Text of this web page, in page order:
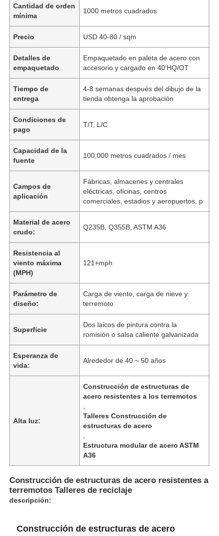
Cantidad de orden
mínima
1000 metros cuadrados
Precio USD 40-80 / sqm
Detalles de
empaquetado
Empaquetado en paleta de acero con
accesorio y cargado en 40'HQ/OT
Tiempo de
entrega
4-8 semanas después del dibujo de la
tienda obtenga la aprobación
Condiciones de
pago
T/T, L/C
Capacidad de la
fuente
100,000 metros cuadrados / mes
Campos de
aplicación
Fábricas, almacenes y centrales
eléctricas, oficinas, centros
comerciales, estadios y aeropuertos, p
Material de acero
crudo:
Q235B, Q355B, ASTM A36
Resistencia al
viento máxima
(MPH)
121+mph
Parámetro de
diseño:
Carga de viento, carga de nieve y
terremoto
Superficie
Dos laicos de pintura contra la
romisión o salsa caliente galvanizada
Esperanza de
vida:
Alrededor de 40 ~ 50 años
Alta luz:
Construcción de estructuras de
acero resistentes a los terremotos
Talleres Construcción de
estructuras de acero
Estructura modular de acero ASTM
A36
Construcción de estructuras de acero resistentes a
terremotos Talleres de reciclaje
descripción:
Construcción de estructuras de acero